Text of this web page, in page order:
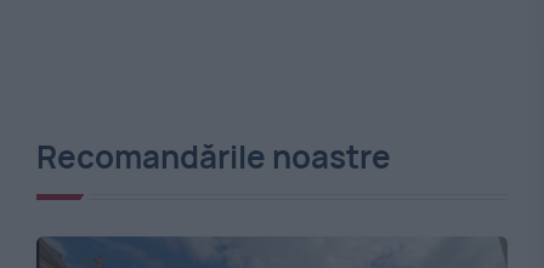
Recomandările noastre